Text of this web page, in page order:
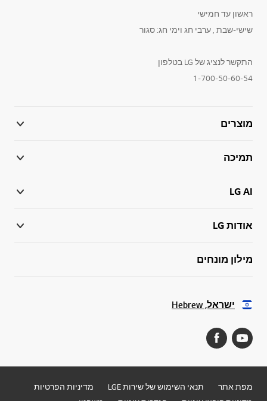
ראשון עד חמישי
שישי-שבת , ערבי חג וימי חג: סגור
התקשר לנציג של LG בטלפון
1-700-50-60-54
מוצרים
תמיכה
LG AI
אודות LG
מילון מונחים
ישראל, Hebrew
מפת אתר תנאי השימוש של שירות LGE
מדיניות הפרטיות